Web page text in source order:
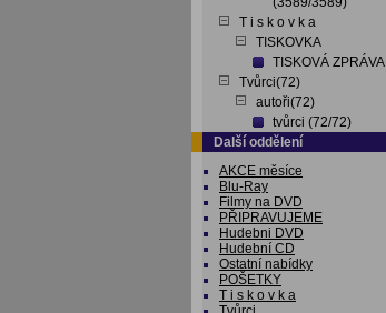
T i s k o v k a
TISKOVKA
TISKOVÁ ZPRÁVA
Tvůrci(72)
autoři(72)
tvůrci (72/72)
Další oddělení
AKCE měsíce
Blu-Ray
Filmy na DVD
PŘIPRAVUJEME
Hudebni DVD
Hudební CD
Ostatní nabídky
POŠETKY
T i s k o v k a